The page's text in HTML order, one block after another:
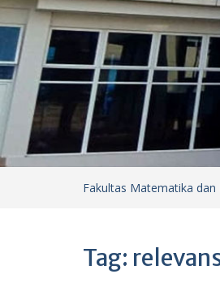
Fakultas Matematika
Tag: